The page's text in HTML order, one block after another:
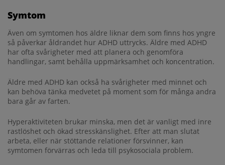
Symtom
Även om symtomen hos äldre liknar dem som finns hos yngre
så påverkar åldrandet hur ADHD uttrycks. Äldre med ADHD
har ofta svårigheter med att planera och genomföra
handlingar, samt behålla uppmärksamhet och koncentration.
Äldre med ADHD kan också ha svårigheter med minnet och
kan behöva tänka medvetet på moment som för många andra
bara går av farten.
Hyperaktiviteten brukar minska, men det är vanligt med inre
rastlöshet och ökad stresskänslighet. Efter att man slutat
arbeta, eller när stöttande relationer försvinner, kan
symtomen förvärras och leda till psykosociala problem.